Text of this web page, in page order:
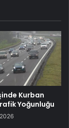
Kurban
Yoğunluğu